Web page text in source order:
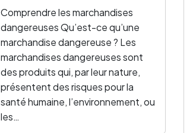
Comprendre les marchandises
dangereuses Qu’est-ce qu’une
marchandise dangereuse ? Les
marchandises dangereuses sont
des produits qui, par leur nature,
présentent des risques pour la
santé humaine, l’environnement, ou
les…